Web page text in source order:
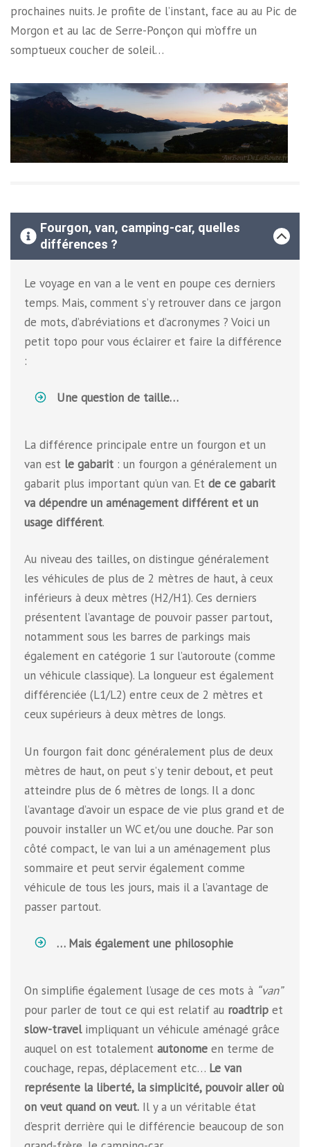
prochaines nuits. Je profite de l’instant, face au au Pic de
Morgon et au lac de Serre-Ponçon qui m’offre un
somptueux coucher de soleil…
Fourgon, van, camping-car, quelles
différences ?
Le voyage en van a le vent en poupe ces derniers
temps. Mais, comment s’y retrouver dans ce jargon
de mots, d’abréviations et d’acronymes ? Voici un
petit topo pour vous éclairer et faire la différence
:
Une question de taille…
La différence principale entre un fourgon et un
van est le gabarit : un fourgon a généralement un
gabarit plus important qu’un van. Et de ce gabarit
va dépendre un aménagement différent et un
usage différent.
Au niveau des tailles, on distingue généralement
les véhicules de plus de 2 mètres de haut, à ceux
inférieurs à deux mètres (H2/H1). Ces derniers
présentent l’avantage de pouvoir passer partout,
notamment sous les barres de parkings mais
également en catégorie 1 sur l’autoroute (comme
un véhicule classique). La longueur est également
différenciée (L1/L2) entre ceux de 2 mètres et
ceux supérieurs à deux mètres de longs.
Un fourgon fait donc généralement plus de deux
mètres de haut, on peut s’y tenir debout, et peut
atteindre plus de 6 mètres de longs. Il a donc
l’avantage d’avoir un espace de vie plus grand et de
pouvoir installer un WC et/ou une douche. Par son
côté compact, le van lui a un aménagement plus
sommaire et peut servir également comme
véhicule de tous les jours, mais il a l’avantage de
passer partout.
… Mais également une philosophie
On simplifie également l’usage de ces mots à “van”
pour parler de tout ce qui est relatif au roadtrip et
slow-travelimpliquant un véhicule aménagé grâce
auquel on est totalement autonome en terme de
couchage, repas, déplacement etc… Le van
représente la liberté, la simplicité, pouvoir aller où
on veut quand on veut. Il y a un véritable état
d’esprit derrière qui le différencie beaucoup de son